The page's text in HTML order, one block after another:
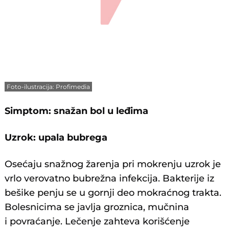
Foto-ilustracija: Profimedia
Simptom: snažan bol u leđima
Uzrok: upala bubrega
Osećaju snažnog žarenja pri mokrenju uzrok je
vrlo verovatno bubrežna infekcija. Bakterije iz
bešike penju se u gornji deo mokraćnog trakta.
Bolesnicima se javlja groznica, mučnina
i povraćanje. Lečenje zahteva korišćenje